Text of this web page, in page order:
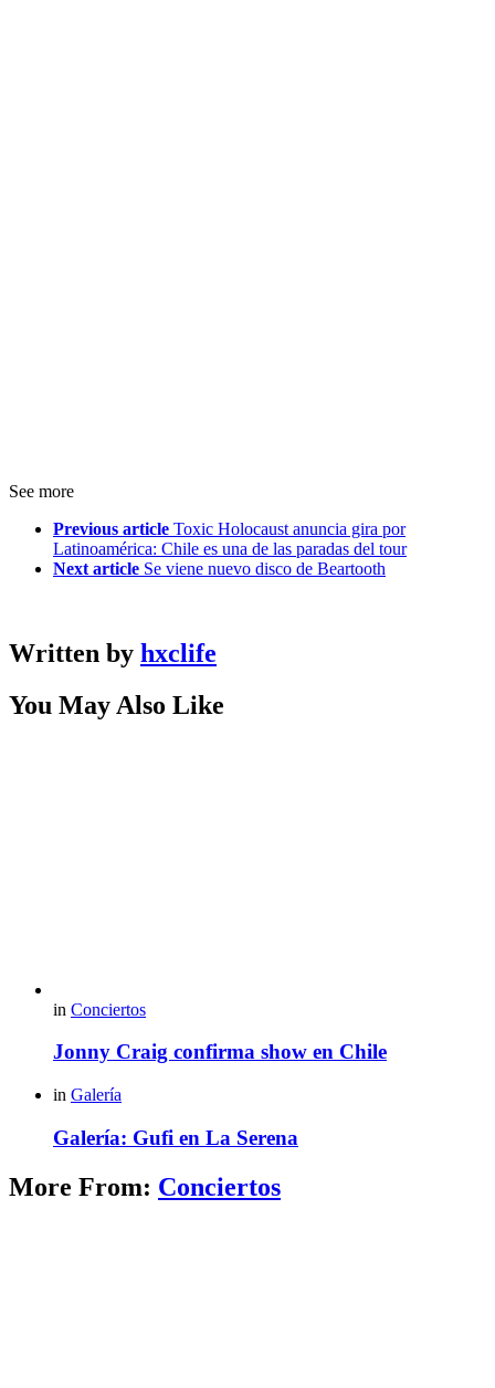
See more
Previous article Toxic Holocaust anuncia gira por
Latinoamérica: Chile es una de las paradas del tour
Next article Se viene nuevo disco de Beartooth
Written by hxclife
You May Also Like
in Conciertos
Jonny Craig confirma show en Chile
in Galería
Galería: Gufi en La Serena
More From: Conciertos